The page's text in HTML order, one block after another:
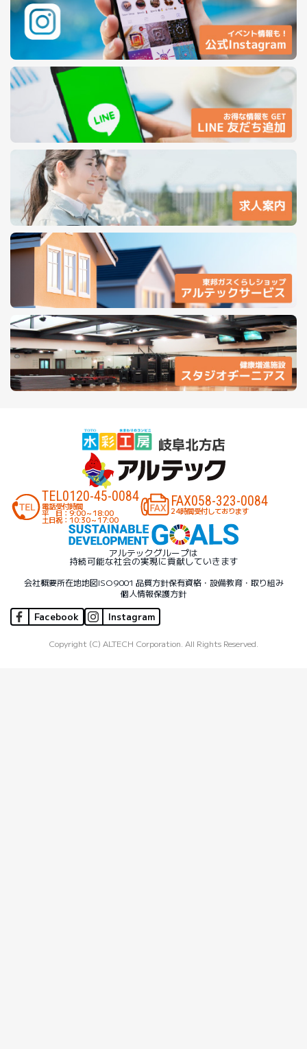
TEL0120-45-0084
電話受付時間
平 日：9:00～18:00
土日祝：10:30～17:00
FAX058-323-0084
24時間受付しております
アルテックグループは
持続可能な社会の実現に貢献していきます
会社概要所在地地図ISO9001 品質方針保有資格・設備教育・取り組み
個人情報保護方針
Facebook Instagram
Copyright (C) ALTECH Corporation. All Rights Reserved.